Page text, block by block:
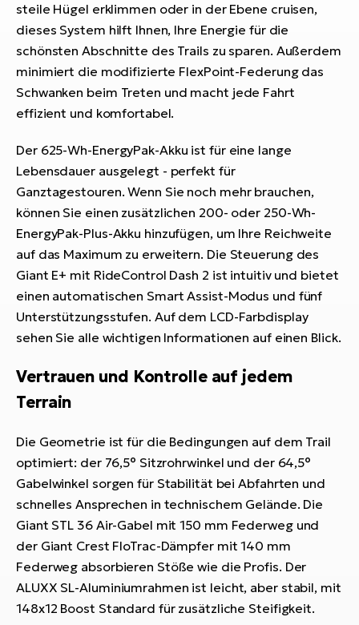
steile Hügel erklimmen oder in der Ebene cruisen,
dieses System hilft Ihnen, Ihre Energie für die
schönsten Abschnitte des Trails zu sparen. Außerdem
minimiert die modifizierte FlexPoint-Federung das
Schwanken beim Treten und macht jede Fahrt
effizient und komfortabel.
Der 625-Wh-EnergyPak-Akku ist für eine lange
Lebensdauer ausgelegt - perfekt für
Ganztagestouren. Wenn Sie noch mehr brauchen,
können Sie einen zusätzlichen 200- oder 250-Wh-
EnergyPak-Plus-Akku hinzufügen, um Ihre Reichweite
auf das Maximum zu erweitern. Die Steuerung des
Giant E+ mit RideControl Dash 2 ist intuitiv und bietet
einen automatischen Smart Assist-Modus und fünf
Unterstützungsstufen. Auf dem LCD-Farbdisplay
sehen Sie alle wichtigen Informationen auf einen Blick.
Vertrauen und Kontrolle auf jedem
Terrain
Die Geometrie ist für die Bedingungen auf dem Trail
optimiert: der 76,5° Sitzrohrwinkel und der 64,5°
Gabelwinkel sorgen für Stabilität bei Abfahrten und
schnelles Ansprechen in technischem Gelände. Die
Giant STL 36 Air-Gabel mit 150 mm Federweg und
der Giant Crest FloTrac-Dämpfer mit 140 mm
Federweg absorbieren Stöße wie die Profis. Der
ALUXX SL-Aluminiumrahmen ist leicht, aber stabil, mit
148x12 Boost Standard für zusätzliche Steifigkeit.